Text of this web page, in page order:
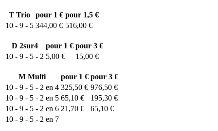
T Trio pour 1 € pour 1,5 €
10 - 9 - 5 344,00 € 516,00 €
D 2sur4 pour 1 € pour 3 €
10 - 9 - 5 - 2 5,00 € 15,00 €
M Multi pour 1 € pour 3 €
10 - 9 - 5 - 2 en 4 325,50 € 976,50 €
10 - 9 - 5 - 2 en 5 65,10 €
195,30 €
10 - 9 - 5 - 2 en 6 21,70 €
65,10 €
10 - 9 - 5 - 2 en 7